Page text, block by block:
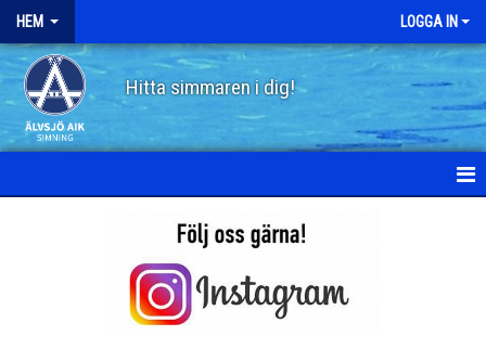
HEM LOGGA IN
Hitta simmaren i dig!
OM ÄLVSJÖ AIK SIMNING